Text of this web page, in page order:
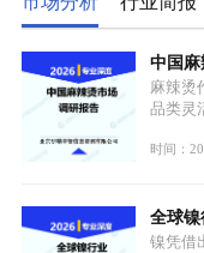
中国
麻辣烫
品类灵
型，叠
特点，
具备强
时间：
全球
镍凭借